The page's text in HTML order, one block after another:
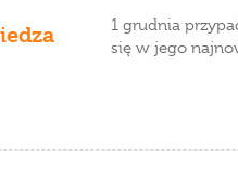
1 grudnia
się w jego